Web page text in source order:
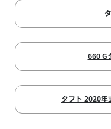
660 G
タフト 2020年